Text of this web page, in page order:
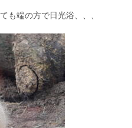
も端の方で日光浴、、、